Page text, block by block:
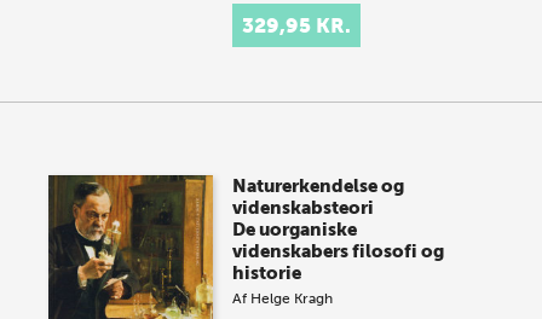
329,95 KR.
Naturerkendelse og
videnskabsteori
De uorganiske
videnskabers filosofi og
historie
Af Helge Kragh